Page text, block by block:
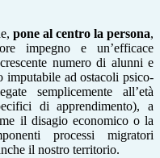
pone al centro la persona,
impegno e un’efficace
numero di alunni e
imputabile ad ostacoli psico-
semplicemente all’età
di apprendimento), a
il disagio economico o la
processi migratori
il nostro territorio.